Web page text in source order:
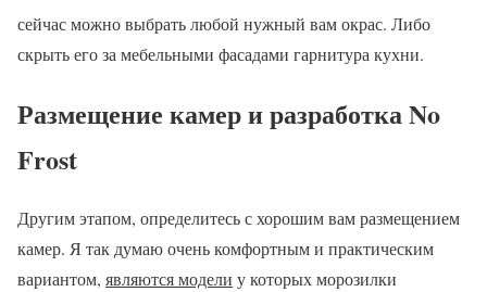
сейчас можно выбрать любой нужный вам окрас. Либо
скрыть его за мебельными фасадами гарнитура кухни.
Размещение камер и разработка No
Frost
Другим этапом, определитесь с хорошим вам размещением
камер. Я так думаю очень комфортным и практическим
вариантом, являются модели у которых морозилки